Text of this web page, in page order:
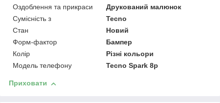
Оздоблення та прикраси
Друкований малюнок
Сумісність з
Tecno
Стан
Новий
Форм-фактор
Бампер
Колір
Різні кольори
Модель телефону
Tecno Spark 8p
Приховати